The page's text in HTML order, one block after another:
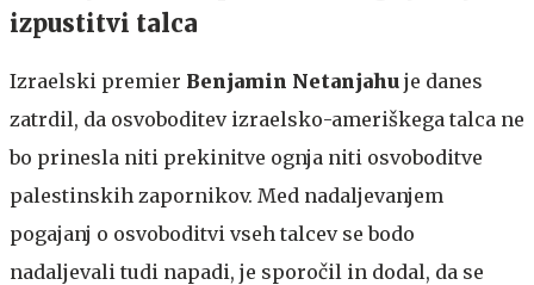
izpustitvi talca
Izraelski premier Benjamin Netanjahu je danes
zatrdil, da osvoboditev izraelsko-ameriškega talca ne
bo prinesla niti prekinitve ognja niti osvoboditve
palestinskih zapornikov. Med nadaljevanjem
pogajanj o osvoboditvi vseh talcev se bodo
nadaljevali tudi napadi, je sporočil in dodal, da se